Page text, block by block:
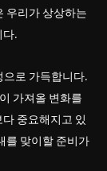
우리가 상상하는
다.
으로 가득합니다.
가져올 변화를
중요해지고 있
를 맞이할 준비가